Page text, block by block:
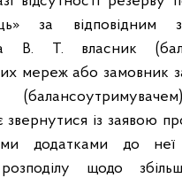
за відповідним
В. Т. власник
мереж або замовник
із заявою
додатками до
щодо